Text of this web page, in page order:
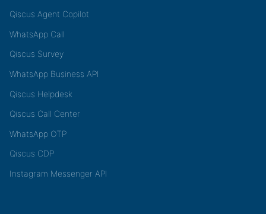
Qiscus Agent Copilot
WhatsApp Call
Qiscus Survey
WhatsApp Business API
Qiscus Helpdesk
Qiscus Call Center
WhatsApp OTP
Qiscus CDP
Instagram Messenger API